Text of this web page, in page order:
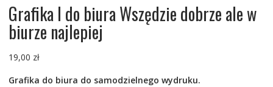
Grafika I do biura Wszędzie dobrze ale w
biurze najlepiej
19,00 zł
Grafika do biura do samodzielnego wydruku.